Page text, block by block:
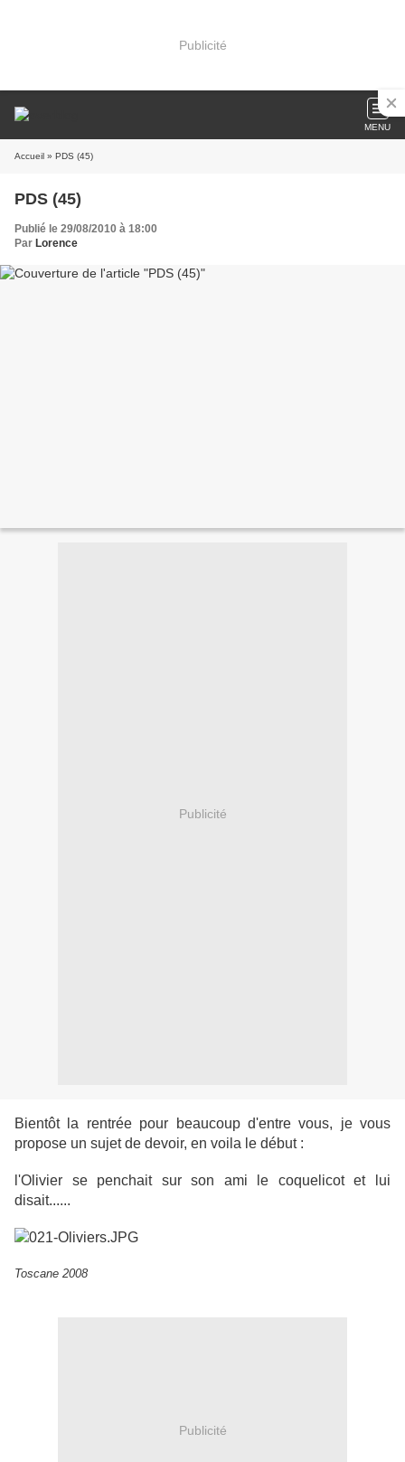
Publicité
MENU
Accueil » PDS (45)
PDS (45)
Publié le 29/08/2010 à 18:00
Par Lorence
Publicité
Bientôt la rentrée pour beaucoup d'entre vous, je vous
propose un sujet de devoir, en voila le début :
l'Olivier se penchait sur son ami le coquelicot et lui
disait......
Toscane 2008
Publicité